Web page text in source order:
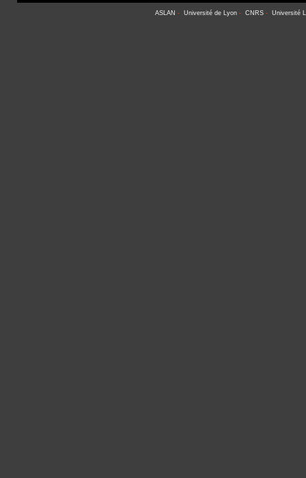
ASLAN - Université de Lyon- CNRS- Université